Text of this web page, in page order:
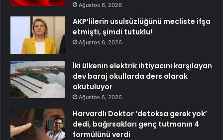
Ağustos 6, 2026
AKP’lilerin usulsüzlüğünü mecliste ifşa
etmişti, şimdi tutuklu!
Ağustos 6, 2026
İki ülkenin elektrik ihtiyacını karşılayan
dev baraj okullarda ders olarak
okutuluyor
Ağustos 6, 2026
Harvardlı Doktor ‘detoksa gerek yok’
dedi, bağırsakları genç tutmanın 4
formülünü verdi